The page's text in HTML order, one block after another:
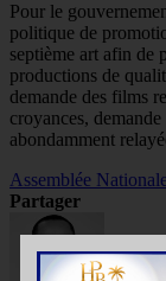
Pour le
politique de
septième art afin de
productions de
demande des films
croyances,
abondamment
Assemblée
Partager